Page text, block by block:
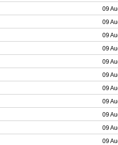
09
09
09
09
09
09
09
09
09
09
09